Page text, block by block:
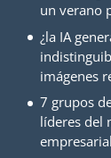
un verano
¿la IA
imágenes
7 grupos
líderes del
empresarial